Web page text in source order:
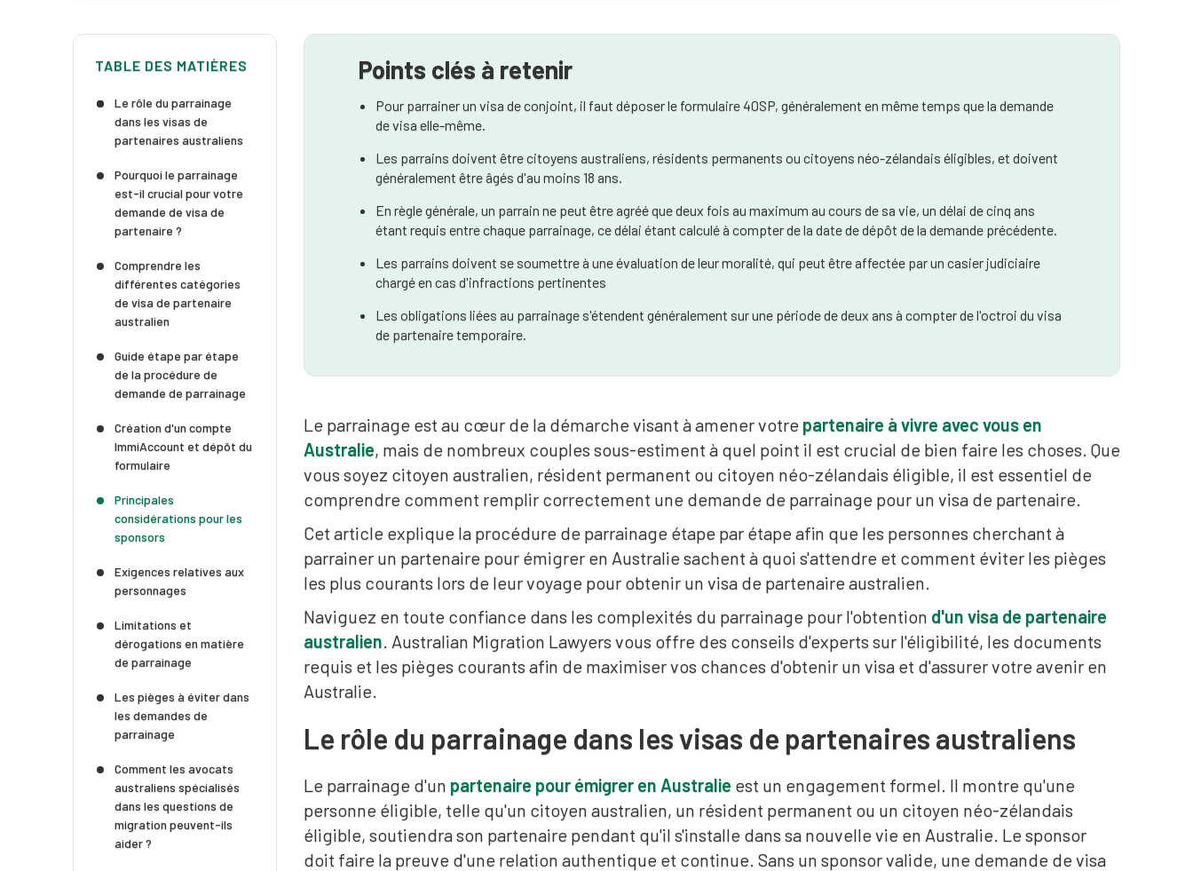
TABLE DES MATIÈRES
Le rôle du parrainage
dans les visas de
partenaires australiens
Pourquoi le parrainage
est-il crucial pour votre
demande de visa de
partenaire ?
Comprendre les
différentes catégories
de visa de partenaire
australien
Guide étape par étape
de la procédure de
demande de parrainage
Création d'un compte
ImmiAccount et dépôt du
formulaire
Principales
considérations pour les
sponsors
Exigences relatives aux
personnages
Limitations et
dérogations en matière
de parrainage
Les pièges à éviter dans
les demandes de
parrainage
Comment les avocats
australiens spécialisés
dans les questions de
migration peuvent-ils
aider ?
Points clés à retenir
Pour parrainer un visa de conjoint, il faut déposer le formulaire 40SP, généralement en même temps que la demande
de visa elle-même.
Les parrains doivent être citoyens australiens, résidents permanents ou citoyens néo-zélandais éligibles, et doivent
généralement être âgés d'au moins 18 ans.
En règle générale, un parrain ne peut être agréé que deux fois au maximum au cours de sa vie, un délai de cinq ans
étant requis entre chaque parrainage, ce délai étant calculé à compter de la date de dépôt de la demande précédente.
Les parrains doivent se soumettre à une évaluation de leur moralité, qui peut être affectée par un casier judiciaire
chargé en cas d'infractions pertinentes
Les obligations liées au parrainage s'étendent généralement sur une période de deux ans à compter de l'octroi du visa
de partenaire temporaire.
Le parrainage est au cœur de la démarche visant à amener votre partenaire à vivre avec vous en
Australie, mais de nombreux couples sous-estiment à quel point il est crucial de bien faire les choses. Que
vous soyez citoyen australien, résident permanent ou citoyen néo-zélandais éligible, il est essentiel de
comprendre comment remplir correctement une demande de parrainage pour un visa de partenaire.
Cet article explique la procédure de parrainage étape par étape afin que les personnes cherchant à
parrainer un partenaire pour émigrer en Australie sachent à quoi s'attendre et comment éviter les pièges
les plus courants lors de leur voyage pour obtenir un visa de partenaire australien.
Naviguez en toute confiance dans les complexités du parrainage pour l'obtention d'un visa de partenaire
australien. Australian Migration Lawyers vous offre des conseils d'experts sur l'éligibilité, les documents
requis et les pièges courants afin de maximiser vos chances d'obtenir un visa et d'assurer votre avenir en
Australie.
Le rôle du parrainage dans les visas de partenaires australiens
Le parrainage d'un partenaire pour émigrer en Australie est un engagement formel. Il montre qu'une
personne éligible, telle qu'un citoyen australien, un résident permanent ou un citoyen néo-zélandais
éligible, soutiendra son partenaire pendant qu'il s'installe dans sa nouvelle vie en Australie. Le sponsor
doit faire la preuve d'une relation authentique et continue. Sans un sponsor valide, une demande de visa